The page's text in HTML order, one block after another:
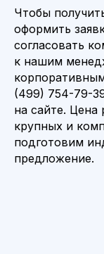
Чтобы
оформить
согласовать
к нашим
(499) 754-79-
на сайте. Цена
крупных и
подготовим
предложение.